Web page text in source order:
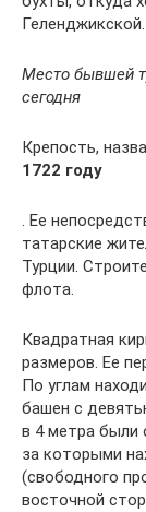
Геленджикской.
Место бывшей
сегодня
Крепость,
1722 году
. Ее
татарские
Турции.
флота.
Квадратная
размеров. Ее
По углам
башен с
в 4 метра были
за которыми
(свободного
восточной